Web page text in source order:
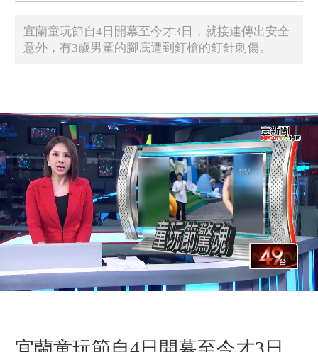
宜蘭童玩節自4日開幕至今才3日，就接連傳出安全
意外，有3歲男童的腳底遭到釘槍的釘針刺傷。